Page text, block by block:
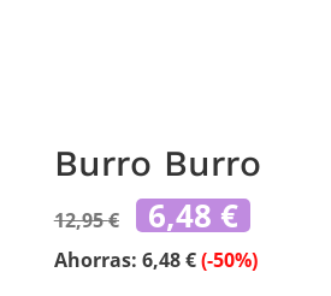
Burro Burro
12,95€ El
precio
original
era:
6,48 € El
precio
actual
es:
Ahorras: 6,48€(-50%)